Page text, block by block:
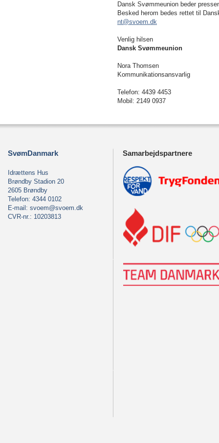
Dansk Svømmeunion beder
Besked herom bedes rettet til
nt@svoem.dk
Venlig hilsen
Dansk Svømmeunion
Nora Thomsen
Kommunikationsansvarlig
Telefon: 4439 4453
Mobil: 2149 0937
SvømDanmark
Idrættens Hus
Brøndby Stadion 20
2605 Brøndby
Telefon: 4344 0102
E-mail: svoem@svoem.dk
CVR-nr.: 10203813
Samarbejdspartnere